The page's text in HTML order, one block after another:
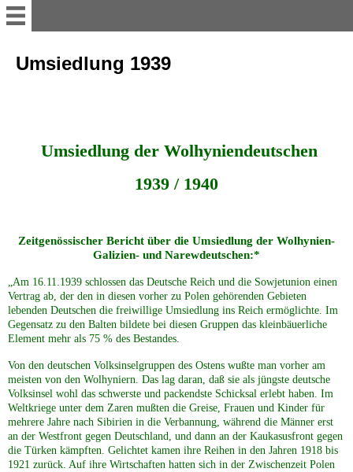
myvolyn
Reise-Impressionen 2016
Reise-Impressionen 2017
Reise-Impressionen 2018
Reise-Impressionen 2019
Heimat WOLHYNIEN
Genealogie
WOLHYNIEN spezial
historische Publikationen
Umsiedlung 1939
Umsiedlung der Wolhyniendeutschen
1939 / 1940
Zeitgenössischer Bericht über die Umsiedlung der Wolhynien-
Galizien- und Narewdeutschen:*
„Am 16.11.1939 schlossen das Deutsche Reich und die Sowjetunion einen
Vertrag ab, der den in diesen vorher zu Polen gehörenden Gebieten
lebenden Deutschen die freiwillige Umsiedlung ins Reich ermöglichte. Im
Gegensatz zu den Balten bildete bei diesen Gruppen das kleinbäuerliche
Element mehr als 75 % des Bestandes.
Von den deutschen Volksinselgruppen des Ostens wußte man vorher am
meisten von den Wolhyniern. Das lag daran, daß sie als jüngste deutsche
Volksinsel wohl das schwerste und packendste Schicksal erlebt haben. Im
Weltkriege unter dem Zaren mußten die Greise, Frauen und Kinder für
mehrere Jahre nach Sibirien in die Verbannung, während die Männer erst
an der Westfront gegen Deutschland, und dann an der Kaukasusfront gegen
die Türken kämpften. Gelichtet kamen ihre Reihen in den Jahren 1918 bis
1921 zurück. Auf ihre Wirtschaften hatten sich in der Zwischenzeit Polen